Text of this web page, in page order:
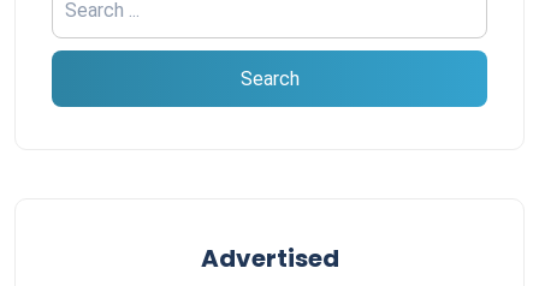
Advertised